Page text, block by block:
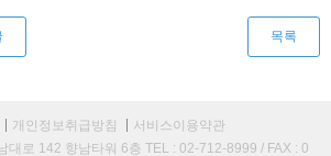
목록
개인정보취급방침
서비스이용약관
대로 142 향남타워 6층 TEL : 02-712-8999 / FAX : 0